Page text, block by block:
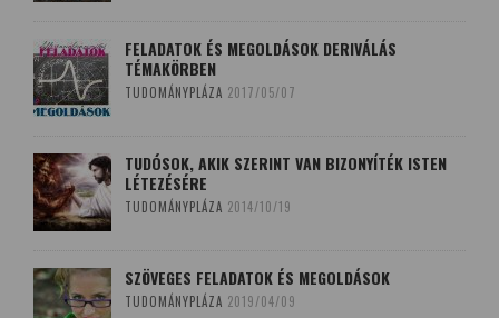
FELADATOK ÉS MEGOLDÁSOK DERIVÁLÁS
TÉMAKÖRBEN
TUDOMÁNYPLÁZA 2017/05/07
TUDÓSOK, AKIK SZERINT VAN BIZONYÍTÉK ISTEN
LÉTEZÉSÉRE
TUDOMÁNYPLÁZA 2014/10/19
SZÖVEGES FELADATOK ÉS MEGOLDÁSOK
TUDOMÁNYPLÁZA 2019/04/09